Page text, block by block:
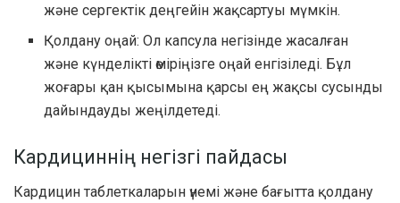
және сергектік деңгейін жақсартуы мүмкін.
Қолдану оңай: Ол капсула негізінде жасалған
және күнделікті өміріңізге оңай енгізіледі. Бұл
жоғары қан қысымына қарсы ең жақсы сусынды
дайындауды жеңілдетеді.
Кардициннің негізгі пайдасы
Кардицин таблеткаларын үнемі және бағытта қолдану